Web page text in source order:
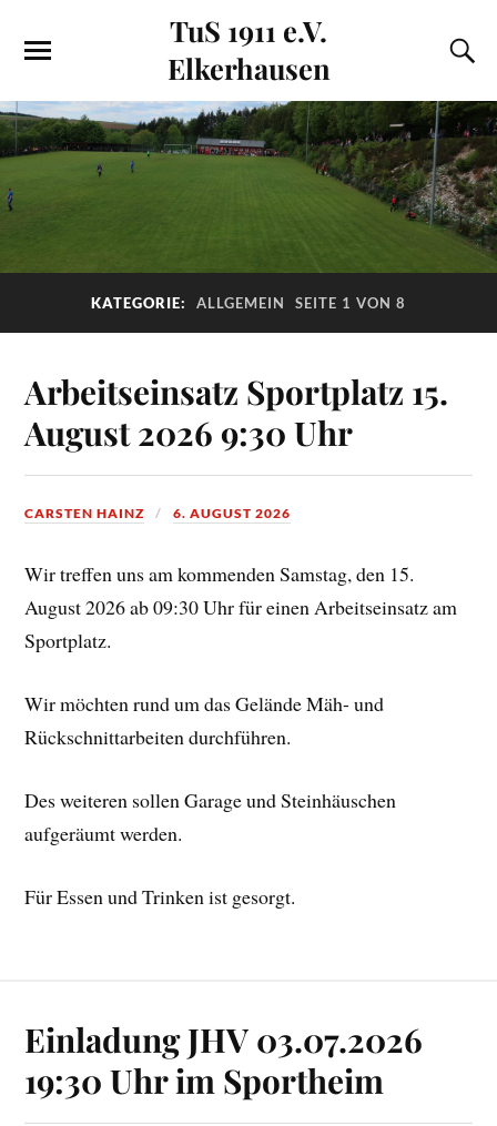
TuS 1911 e.V.
Elkerhausen
KATEGORIE: ALLGEMEIN SEITE 1 VON 8
Arbeitseinsatz Sportplatz 15.
August 2026 9:30 Uhr
CARSTEN HAINZ 6. AUGUST 2026
Wir treffen uns am kommenden Samstag, den 15.
August 2026 ab 09:30 Uhr für einen Arbeitseinsatz am
Sportplatz.
Wir möchten rund um das Gelände Mäh- und
Rückschnittarbeiten durchführen.
Des weiteren sollen Garage und Steinhäuschen
aufgeräumt werden.
Für Essen und Trinken ist gesorgt.
Einladung JHV 03.07.2026
19:30 Uhr im Sportheim